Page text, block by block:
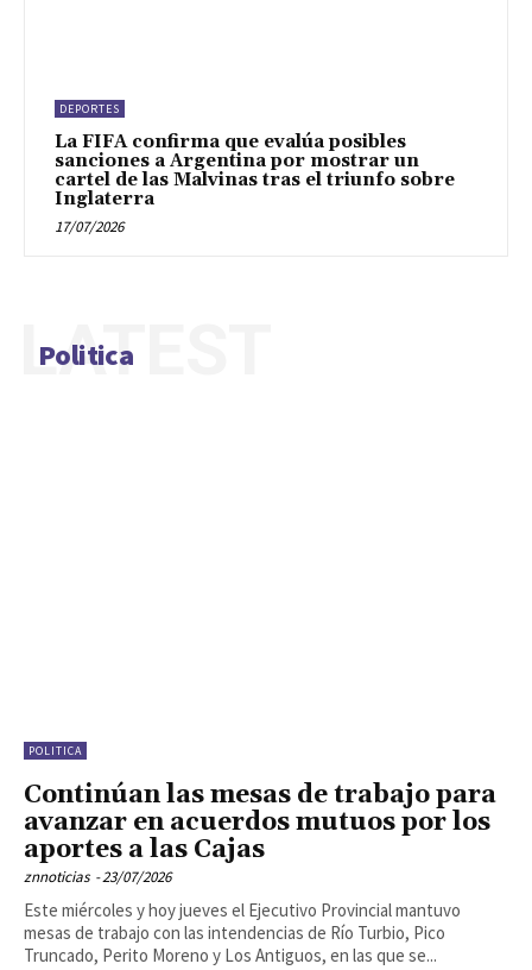
DEPORTES
La FIFA confirma que evalúa posibles
sanciones a Argentina por mostrar un
cartel de las Malvinas tras el triunfo sobre
Inglaterra
17/07/2026
Politica
LATEST
POLITICA
Continúan las mesas de trabajo para
avanzar en acuerdos mutuos por los
aportes a las Cajas
znnoticias -23/07/2026
Este miércoles y hoy jueves el Ejecutivo Provincial mantuvo
mesas de trabajo con las intendencias de Río Turbio, Pico
Truncado, Perito Moreno y Los Antiguos, en las que se...